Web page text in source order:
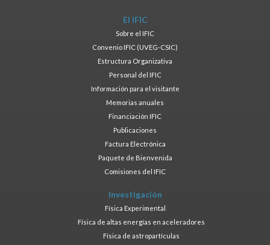
El IFIC
Sobre el IFIC
Convenio IFIC (UVEG-CSIC)
Estructura Organizativa
Personal del IFIC
Información para el visitante
Memorias anuales
Financiación IFIC
Publicaciones
Factura Electrónica
Paquete de Bienvenida
Comisiones del IFIC
Investigación
Física Experimental
Física de altas energías en aceleradores
Física de astropartículas